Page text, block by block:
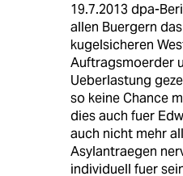
19.7.2013 dpa-
allen Buergern
kugelsicheren
Auftragsmoerder
Ueberlastung
so keine Chance
dies auch fuer
auch nicht mehr
Asylantraegen
individuell fuer